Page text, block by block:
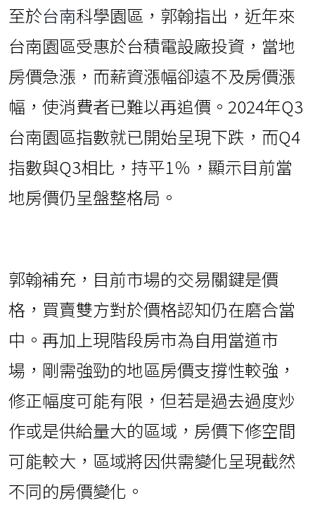
至於台南科學園區，郭翰指出，近年來
台南園區受惠於台積電設廠投資，當地
房價急漲，而薪資漲幅卻遠不及房價漲
幅，使消費者已難以再追價。2024年Q3
台南園區指數就已開始呈現下跌，而Q4
指數與Q3相比，持平1％，顯示目前當
地房價仍呈盤整格局。
郭翰補充，目前市場的交易關鍵是價
格，買賣雙方對於價格認知仍在磨合當
中。再加上現階段房市為自用當道市
場，剛需強勁的地區房價支撐性較強，
修正幅度可能有限，但若是過去過度炒
作或是供給量大的區域，房價下修空間
可能較大，區域將因供需變化呈現截然
不同的房價變化。